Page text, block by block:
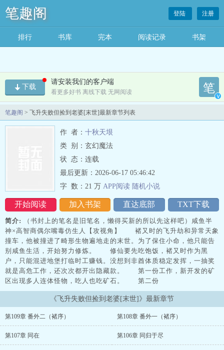
笔趣阁 登陆 注册
排行 书库 完本 阅读记录 书架
下载
请安装我们的客户端
看更多好书 离线下载 无网阅读 笔
v
笔趣阁 > 飞升失败但捡到老婆[末世]最新章节列表
作 者： 十秋天垠
类 别：玄幻魔法
状 态：连载
开始阅读 加入书架 直达底部 TXT下载
最后更新：2026-06-17 05:46:42
字 数： 21 万 APP阅读 随机小说
简介:
（书封上的笔名是旧笔名，懒得买新的所以先这样吧）咸鱼半
神×高智商偶尔嘴毒仿生人【攻视角】 褚又时的飞升劫和异常天象
撞车，他被撞进了畸形生物遍地走的末世。为了保住小命，他只能告
别咸鱼生活，开始努力修炼。 修仙要先吃饱饭，褚又时作为黑
户，只能混进地堡打临时工赚钱。没想到非酋体质稳定发挥，一抽奖
就是高危工作，还次次都开出隐藏款。 第一份工作，新开发的矿
区出现多人连体怪物，吃人也吃矿石。 第二份
《飞升失败但捡到老婆[末世]》最新章节
第109章 番外二（褚序） 第108章 番外一（褚序）
第107章 同在 第106章 同归于尽